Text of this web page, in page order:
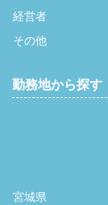
経営者
その他
勤務地から探す
宮城県